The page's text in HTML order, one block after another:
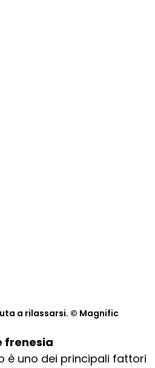
a rilassarsi. © Magnific
frenesia
è uno dei principali fattori